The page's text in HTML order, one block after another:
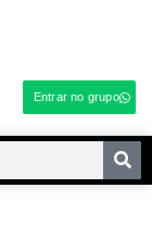
Entrar no grupo